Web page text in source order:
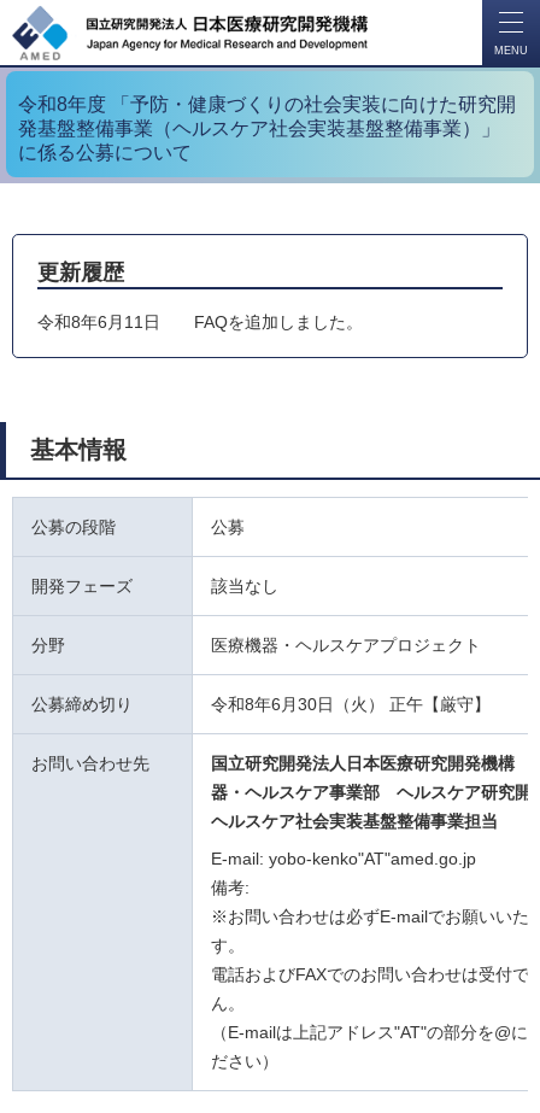
MENU
令和8年度 「予防・健康づくりの社会実装に向けた研究開
発基盤整備事業（ヘルスケア社会実装基盤整備事業）」
に係る公募について
更新履歴
令和8年6月11日 FAQを追加しました。
基本情報
公募の段階 公募
開発フェーズ 該当なし
分野 医療機器・ヘルスケアプロジェクト
公募締め切り 令和8年6月30日（火） 正午【厳守】
お問い合わせ先
国立研究開発法人日本医療研究開発機構
器・ヘルスケア事業部 ヘルスケア研究開
ヘルスケア社会実装基盤整備事業担当
E-mail: yobo-kenko"AT"amed.go.jp
備考:
※お問い合わせは必ずE-mailでお願いいた
す。
電話およびFAXでのお問い合わせは受付で
ん。
（E-mailは上記アドレス"AT"の部分を@に
ださい）